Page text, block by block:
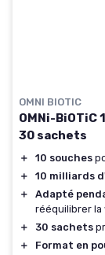
OMNI BIOTIC
OMNi-BiOTiC
30 sachets
＋ 10 souches
＋
10 milliards
＋
Adapté
rééquilibrer la
＋
30 sachets
＋
Format en